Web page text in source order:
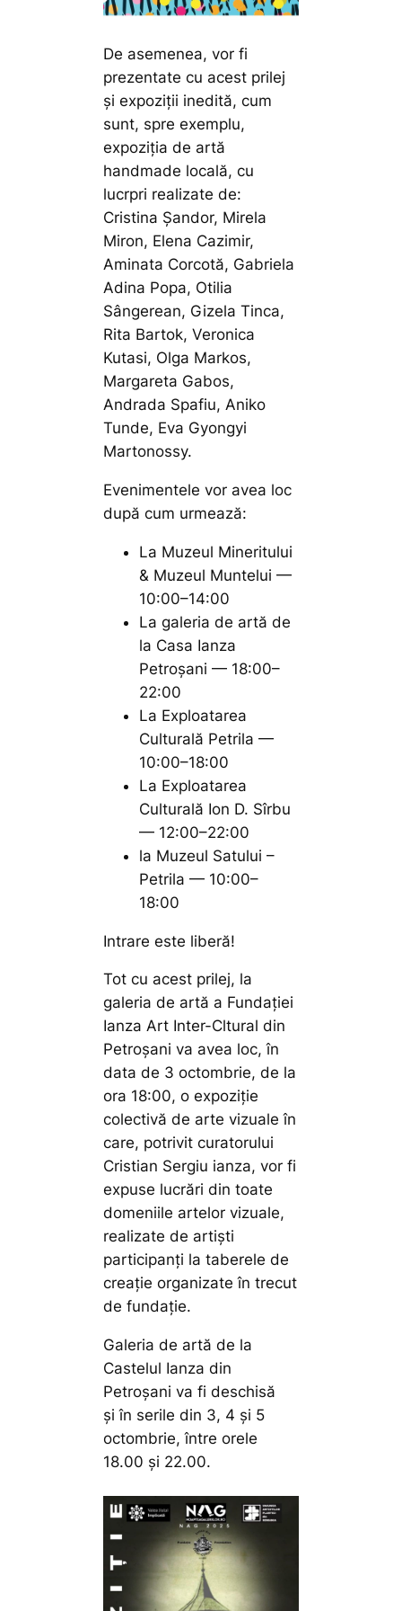
De asemenea, vor fi
prezentate cu acest prilej
și expoziții inedită, cum
sunt, spre exemplu,
expoziția de artă
handmade locală, cu
lucrpri realizate de:
Cristina Șandor, Mirela
Miron, Elena Cazimir,
Aminata Corcotă, Gabriela
Adina Popa, Otilia
Sângerean, Gizela Tinca,
Rita Bartok, Veronica
Kutasi, Olga Markos,
Margareta Gabos,
Andrada Spafiu, Aniko
Tunde, Eva Gyongyi
Martonossy.
Evenimentele vor avea loc
după cum urmează:
La Muzeul Mineritului
& Muzeul Muntelui —
10:00–14:00
La galeria de artă de
la Casa Ianza
Petroșani — 18:00–
22:00
La Exploatarea
Culturală Petrila —
10:00–18:00
La Exploatarea
Culturală Ion D. Sîrbu
— 12:00–22:00
la Muzeul Satului –
Petrila — 10:00–
18:00
Intrare este liberă!
Tot cu acest prilej, la
galeria de artă a Fundației
Ianza Art Inter-Cltural din
Petroșani va avea loc, în
data de 3 octombrie, de la
ora 18:00, o expoziție
colectivă de arte vizuale în
care, potrivit curatorului
Cristian Sergiu ianza, vor fi
expuse lucrări din toate
domeniile artelor vizuale,
realizate de artiști
participanți la taberele de
creație organizate în trecut
de fundație.
Galeria de artă de la
Castelul Ianza din
Petroșani va fi deschisă
și în serile din 3, 4 și 5
octombrie, între orele
18.00 și 22.00.